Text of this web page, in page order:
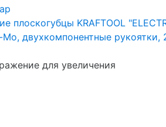
для увеличения